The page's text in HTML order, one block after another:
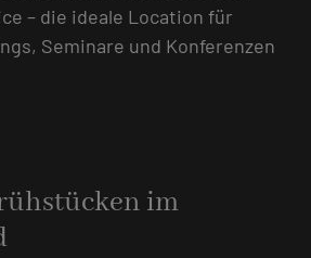
– die ideale Location für
Seminare und Konferenzen
im